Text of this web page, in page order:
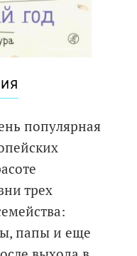
популярная
трех
папы и еще